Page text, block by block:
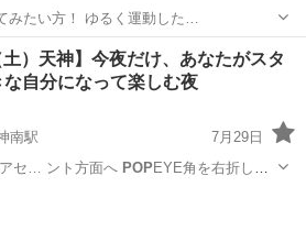
みたい方！ ゆるく運動した…
駅 スポーツ
土）天神】今夜だけ、あなたがスタ
な自分になって楽しむ夜
南駅
7月29日
セ… ント方面へ POPEYE角を右折し